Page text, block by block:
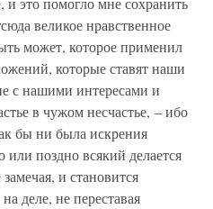
великое нравственное
может, которое применил
которые ставят наши
с нашими интересами и
в чужом несчастье, – ибо
бы ни была искрения
поздно всякий делается
и становится
деле, не переставая